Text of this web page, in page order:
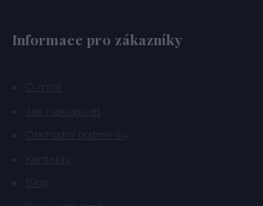
Informace pro zákazníky